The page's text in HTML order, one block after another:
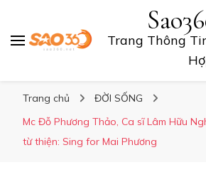
Trang Thông
Trang chủ
ĐỜI SỐNG
Mc Đỗ Phương Thảo, Ca sĩ Lâm Hữu
từ thiện: Sing for Mai Phương